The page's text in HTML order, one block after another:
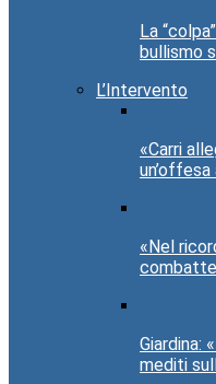
La
bullismo
L’Intervento
«Carri
«Nel
Giardina:
mediti